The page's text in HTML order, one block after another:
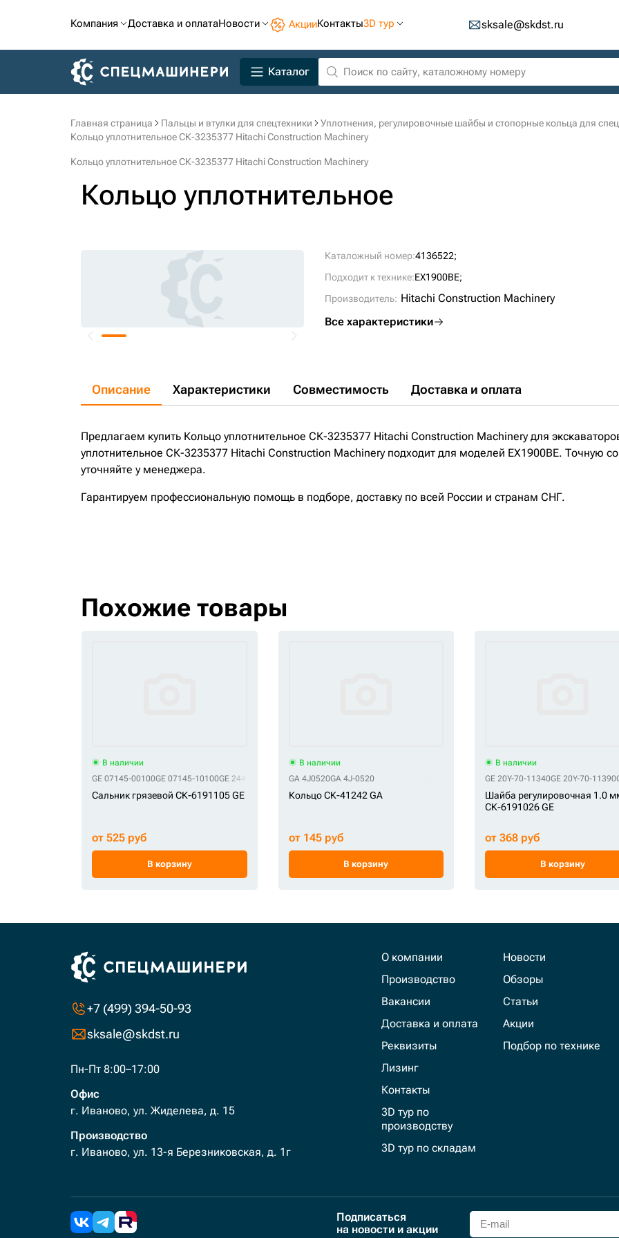
Компания Доставка и оплатаНовости АкцииКонтакты3D тур sksale@skdst.ru
Каталог
Главная страница Пальцы и втулки для спецтехники
Уплотнения, регулировочные шайбы и стопорные кольца для
Кольцо уплотнительное СК-3235377 Hitachi Construction Machinery
Кольцо уплотнительное СК-3235377 Hitachi Construction Machinery
Кольцо уплотнительное
Каталожный номер:4136522;
Подходит к технике:EX1900BE;
Производитель: Hitachi Construction Machinery
Все характеристики
Описание Характеристики Совместимость Доставка и оплата
Предлагаем купить Кольцо уплотнительное СК-3235377 Hitachi Construction Machinery для
уплотнительное СК-3235377 Hitachi Construction Machinery подходит для моделей EX1900BE. Точную
уточняйте у менеджера.
Гарантируем профессиональную помощь в подборе, доставку по всей России и странам СНГ.
Похожие товары
В наличии
GE 07145-00100GE 07145-10100GE 2445R138D9
Сальник грязевой СК-6191105 GE
от 525 руб
В корзину
В наличии
GA 4J0520GA 4J-0520
Кольцо СК-41242 GA
от 145 руб
В корзину
В наличии
GE 20Y-70-11340GE 20Y-70-11390
Шайба регулировочная 1.0
СК-6191026 GE
от 368 руб
В корзину
+7 (499) 394-50-93
sksale@skdst.ru
Пн-Пт 8:00–17:00
Офис
г. Иваново, ул. Жиделева, д. 15
Производство
г. Иваново, ул. 13-я Березниковская, д. 1г
О компании
Производство
Вакансии
Доставка и оплата
Реквизиты
Лизинг
Контакты
3D тур по
производству
3D тур по складам
Новости
Обзоры
Статьи
Акции
Подбор по технике
Подписаться
на новости и акции